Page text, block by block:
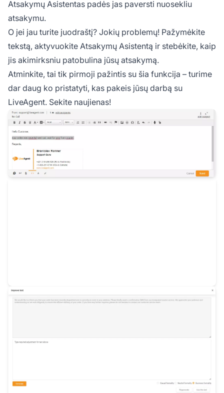
Atsakymų Asistentas padės jas paversti nuosekliu
atsakymu.
O jei jau turite juodraštį? Jokių problemų! Pažymėkite
tekstą, aktyvuokite Atsakymų Asistentą ir stebėkite, kaip
jis akimirksniu patobulina jūsų atsakymą.
Atminkite, tai tik pirmoji pažintis su šia funkcija – turime
dar daug ko pristatyti, kas pakeis jūsų darbą su
LiveAgent. Sekite naujienas!